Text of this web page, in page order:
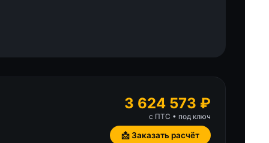
3 624 573 ₽
с ПТС • под ключ
📩 Заказать расчёт